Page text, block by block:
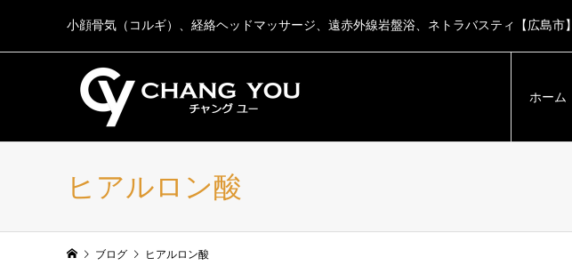
小顔骨気（コルギ）、経絡ヘッドマッサージ、遠赤外線岩盤浴、ネトラバスティ【広島市】
ホーム
ヒアルロン酸
ブログ ヒアルロン酸